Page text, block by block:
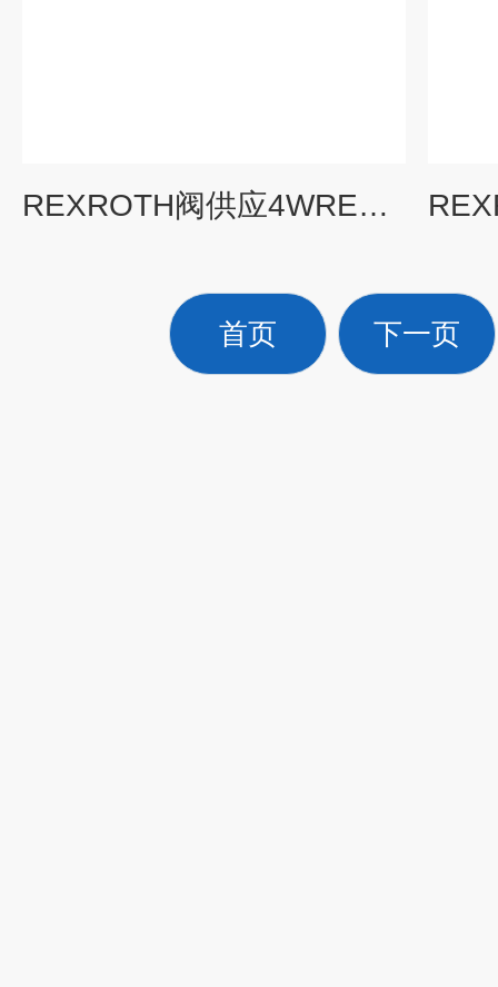
REXROTH阀供应4WREE10W3-75-2X/G24K31/F1V
首页 下一页